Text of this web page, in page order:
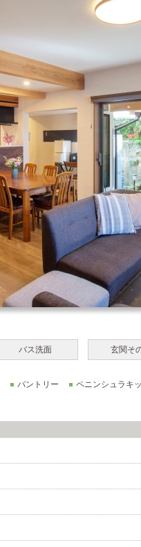
バス洗面 玄関そ
パントリー ペニンシュラキ